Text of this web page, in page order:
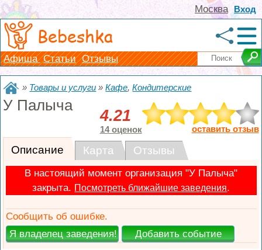
Вход
Москва
Bebeshka
Афиша Статьи Отзывы
» Товары и услуги »Кафе,Кондитерские
У Палыча
4.21
14 оценок оставить отзыв
Описание Карта Отзывы
В настоящий момент организация "У Палыча"
закрыта. Посмотреть ближайшие заведения.
Сообщить об ошибке.